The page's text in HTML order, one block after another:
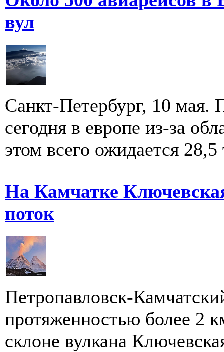
вул
Санкт-Петербург, 10 мая.
сегодня в европе из-за
этом всего ожидается
На Камчатке
поток
Петропавловск-
протяженностью более 2
склоне вулкана